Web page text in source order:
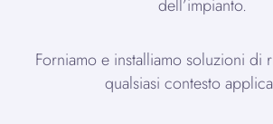
dell’impianto.
Forniamo e installiamo soluzioni di
qualsiasi contesto